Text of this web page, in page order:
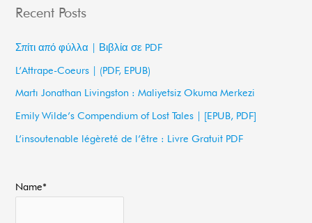
r
r
:
Recent Posts
Σπίτι από φύλλα | Βιβλία σε PDF
L’Attrape-Coeurs | (PDF, EPUB)
Martı Jonathan Livingston : Maliyetsiz Okuma Merkezi
Emily Wilde’s Compendium of Lost Tales | [EPUB, PDF]
L’insoutenable légèreté de l’être : Livre Gratuit PDF
Name*